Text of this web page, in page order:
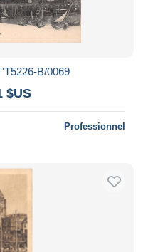
B/0069
$US
Professionnel